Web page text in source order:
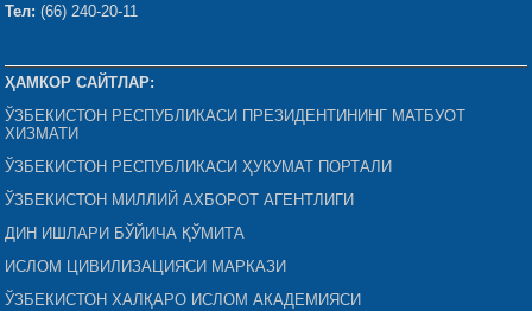
Тел: (66) 240-20-11
ҲАМКОР САЙТЛАР:
ЎЗБЕКИСТОН РЕСПУБЛИКАСИ ПРЕЗИДЕНТИНИНГ МАТБУОТ
ХИЗМАТИ
ЎЗБЕКИСТОН РЕСПУБЛИКАСИ ҲУКУМАТ ПОРТАЛИ
ЎЗБЕКИСТОН МИЛЛИЙ АХБОРОТ АГЕНТЛИГИ
ДИН ИШЛАРИ БЎЙИЧА ҚЎМИТА
ИСЛОМ ЦИВИЛИЗАЦИЯСИ МАРКАЗИ
ЎЗБЕКИСТОН ХАЛҚАРО ИСЛОМ АКАДЕМИЯСИ